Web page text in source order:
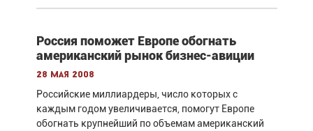
Россия поможет Европе обогнать
американский рынок бизнес-авиции
28 мая 2008
Российские миллиардеры, число которых с
каждым годом увеличивается, помогут Европе
обогнать крупнейший по объемам американский